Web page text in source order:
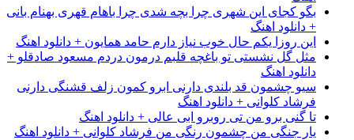
بگو کجای این شهری چرا بچه شدی چرا باهام قهری بهنام بانی
+ دانلود اهنگ
این روزا یکم حال خوب نیاز دارم حامد همایون + دانلود اهنگ
مثل گل نشستی تو باغچه قلبم درمون دردم مسعود صادقلو +
دانلود اهنگ
سیو چشمون قد بلندی دارنی ابرو کمون زلف قشنگی دارنی
فرشاد کلوانی + دانلود اهنگ
تا گنی برو من تی روبرو ابی عالی + دانلود اهنگ
یار جنگی من چشمون رنگی من فرشاد کلوانی + دانلود اهنگ